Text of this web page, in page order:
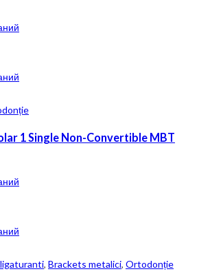
1 Single Non-Convertible MBT
, Brackets metalici, Ortodonție